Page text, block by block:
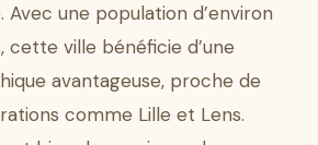
une population d’environ
ville bénéficie d’une
avantageuse, proche de
comme Lille et Lens.